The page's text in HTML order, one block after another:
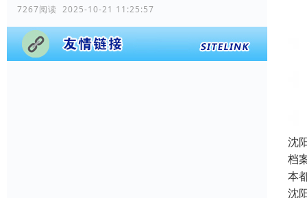
7267阅读 2025-10-21 11:25:57
沈
档
本
沈